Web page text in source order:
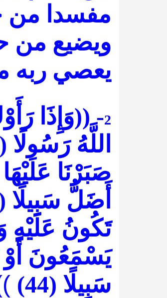
مفسدا من
ويضيع من
يعصي ربه
2
-((وَإِذَا
اللَّهُ رَسُولًا (41)
صَبَرْنَا
أَضَلُّ سَبِيلًا
تَكُونُ عَلَيْهِ
يَسْمَعُونَ أَوْ
سَبِيلًا (44)